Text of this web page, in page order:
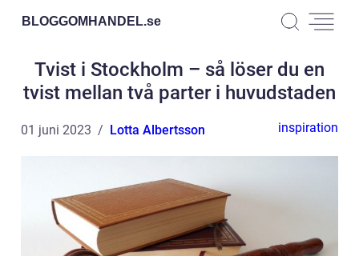
BLOGGOMHANDEL.se
Tvist i Stockholm – så löser du en
tvist mellan två parter i huvudstaden
01 juni 2023 Lotta Albertsson inspiration